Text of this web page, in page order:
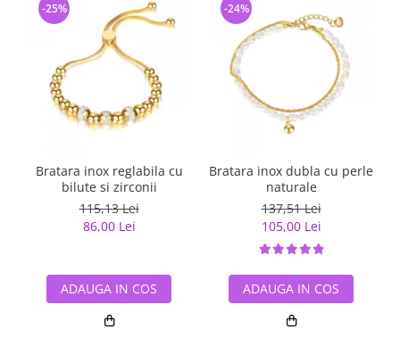
Bratara inox reglabila cu
bilute si zirconii
115,13 Lei
86,00 Lei
-25%
ADAUGA IN COS
Bratara inox dubla cu perle
naturale
137,51 Lei
105,00 Lei
-24%
ADAUGA IN COS